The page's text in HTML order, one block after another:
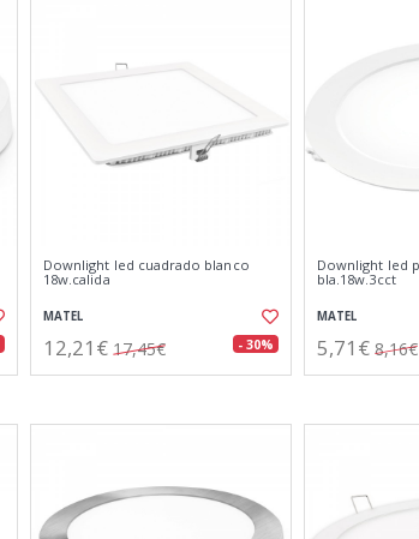
Downlight led cuadrado blanco
18w.calida
MATEL
12,21€ 17,45€ - 30%
Downlight led
bla.18w.3cct
MATEL
5,71€ 8,16€